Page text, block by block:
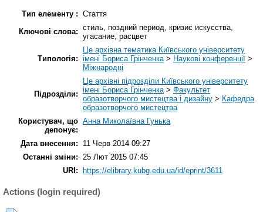
Тип елементу : Стаття
Ключові слова: стиль, поздний период, кризис искусства,
угасание, расцвет
Типологія:
Це архівна тематика Київського університету
імені Бориса Грінченка> Наукові конференції >
Міжнародні
Підрозділи:
Це архівні підрозділи Київського університету
імені Бориса Грінченка> Факультет
образотворчого мистецтва і дизайну > Кафедра
образотворчого мистецтва
Користувач, що
депонує:
Анна Миколаївна Гунька
Дата внесення:
11 Черв 2014 09:27
Останні зміни: 25 Лют 2015 07:45
URI:
https://elibrary.kubg.edu.ua/id/eprint/3611
Actions (login required)